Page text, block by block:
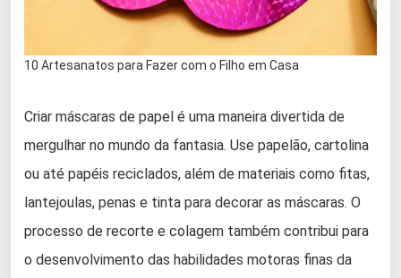
10 Artesanatos para Fazer com o Filho em Casa
Criar máscaras de papel é uma maneira divertida de
mergulhar no mundo da fantasia. Use papelão, cartolina
ou até papéis reciclados, além de materiais como fitas,
lantejoulas, penas e tinta para decorar as máscaras. O
processo de recorte e colagem também contribui para
o desenvolvimento das habilidades motoras finas da